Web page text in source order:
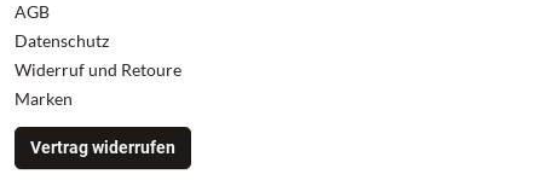
AGB
Datenschutz
Widerruf und Retoure
Marken
Vertrag widerrufen